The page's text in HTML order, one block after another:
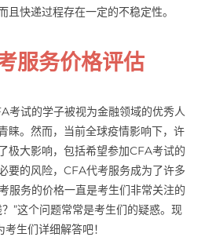
且快递过程存在一定的不稳定性。
服务价格评估
考试的学子被视为金融领域的优秀人
睐。然而，当前全球疫情影响下，许
极大影响，包括希望参加CFA考试的
要的风险，CFA代考服务成为了许多
服务的价格一直是考生们非常关注的
”这个问题常常是考生们的疑惑。现
生们详细解答吧！